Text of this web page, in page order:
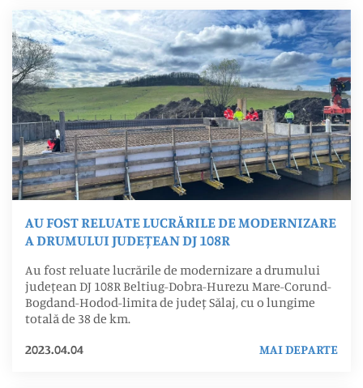
AU FOST RELUATE LUCRĂRILE DE MODERNIZARE
A DRUMULUI JUDEȚEAN DJ 108R
Au fost reluate lucrările de modernizare a drumului
județean DJ 108R Beltiug-Dobra-Hurezu Mare-Corund-
Bogdand-Hodod-limita de județ Sălaj, cu o lungime
totală de 38 de km.
2023.04.04
MAI DEPARTE